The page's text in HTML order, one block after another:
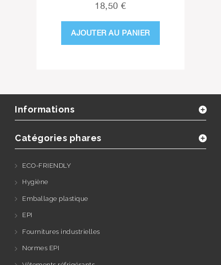
18,50 €
AJOUTER AU PANIER
Informations
Catégories phares
ECO-FRIENDLY
Hygiène
Emballage plastique
EPI
Fournitures industrielles
Normes EPI